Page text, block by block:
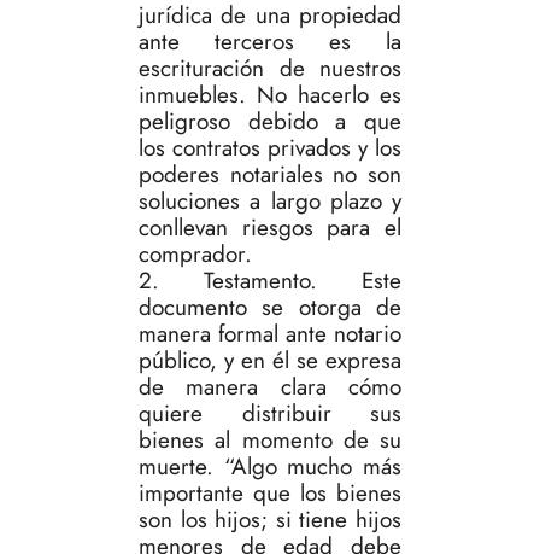
jurídica de una propiedad
ante terceros es la
escrituración de nuestros
inmuebles. No hacerlo es
peligroso debido a que
los contratos privados y los
poderes notariales no son
soluciones a largo plazo y
conllevan riesgos para el
comprador.
2. Testamento. Este
documento se otorga de
manera formal ante notario
público, y en él se expresa
de manera clara cómo
quiere distribuir sus
bienes al momento de su
muerte. “Algo mucho más
importante que los bienes
son los hijos; si tiene hijos
menores de edad debe